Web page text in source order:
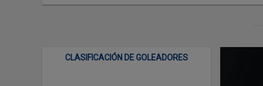
CLASIFICACIÓN DE GOLEADORES